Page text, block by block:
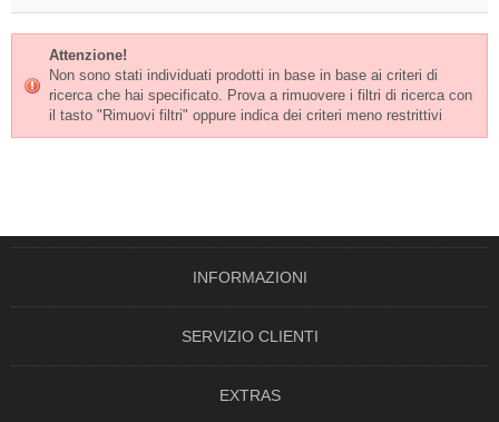
Attenzione!
Non sono stati individuati prodotti in base in base ai criteri di
ricerca che hai specificato. Prova a rimuovere i filtri di ricerca con
il tasto "Rimuovi filtri" oppure indica dei criteri meno restrittivi
INFORMAZIONI
SERVIZIO CLIENTI
EXTRAS